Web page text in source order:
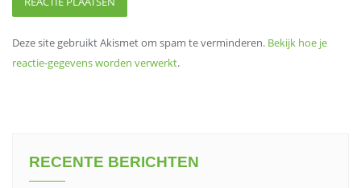
Deze site gebruikt Akismet om spam te verminderen. Bekijk hoe je
reactie-gegevens worden verwerkt.
RECENTE BERICHTEN